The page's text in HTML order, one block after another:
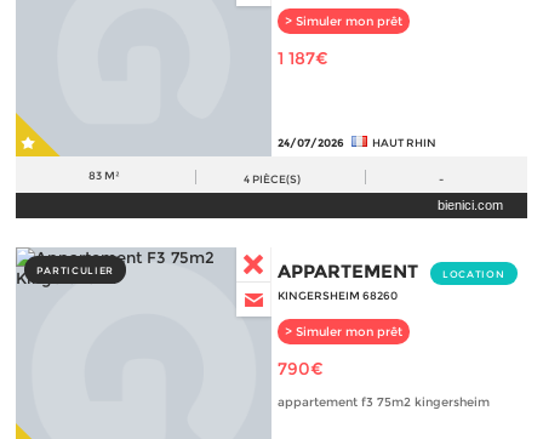
> Simuler mon prêt
1 187€
24/07/2026 HAUT RHIN
83 M² 4 PIÈCE(S) -
bienici.com
PARTICULIER APPARTEMENT
KINGERSHEIM 68260
> Simuler mon prêt
LOCATION
790€
appartement f3 75m2 kingersheim